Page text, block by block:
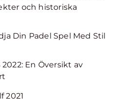
och historiska
Din Padel Spel Med Stil
En Översikt av
2021